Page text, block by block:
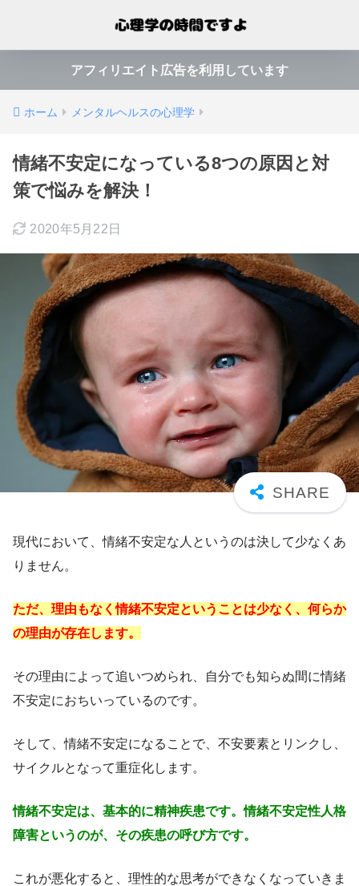
アフィリエイト広告を利用しています
ホーム メンタルヘルスの心理学
情緒不安定になっている8つの原因と対
策で悩みを解決！
2020年5月22日
現代において、情緒不安定な人というのは決して少なくあ
りません。
ただ、理由もなく情緒不安定ということは少なく、何らか
の理由が存在します。
その理由によって追いつめられ、自分でも知らぬ間に情緒
不安定におちいっているのです。
そして、情緒不安定になることで、不安要素とリンクし、
サイクルとなって重症化します。
情緒不安定は、基本的に精神疾患です。情緒不安定性人格
障害というのが、その疾患の呼び方です。
これが悪化すると、理性的な思考ができなくなっていきま